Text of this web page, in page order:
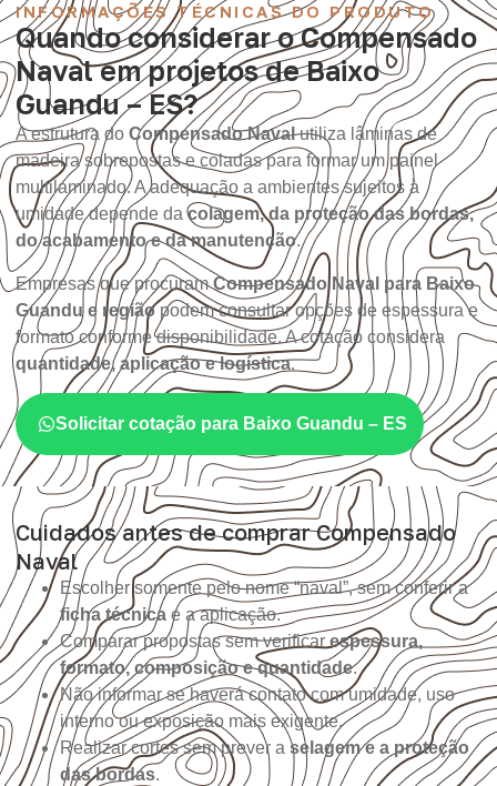
INFORMAÇÕES TÉCNICAS DO PRODUTO
Quando considerar o Compensado
Naval em projetos de Baixo
Guandu – ES?
A estrutura do Compensado Navalutiliza lâminas de
madeira sobrepostas e coladas para formar um painel
multilaminado. A adequação a ambientes sujeitos à
umidade depende dacolagem, da proteção das bordas,
do acabamento e da manutenção.
Empresas que procuramCompensado Naval para Baixo
Guandu e regiãopodem consultar opções de espessura e
formato conforme disponibilidade. A cotação considera
quantidade, aplicação e logística.
Solicitar cotação para Baixo Guandu – ES
Cuidados antes de comprar Compensado
Naval
Escolher somente pelo nome “naval”, sem conferir a
ficha técnica e a aplicação.
Comparar propostas sem verificar espessura,
formato, composição e quantidade.
Não informar se haverá contato com umidade, uso
interno ou exposição mais exigente.
Realizar cortes sem prever a selagem e a proteção
das bordas.